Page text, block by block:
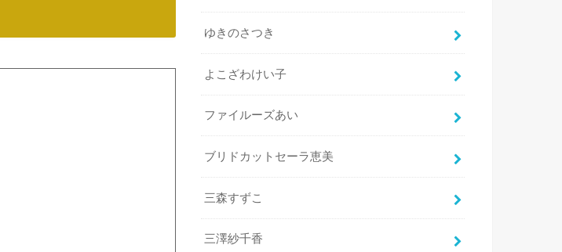
ゆきのさつき
よこざわけい子
ファイルーズあい
ブリドカットセーラ恵美
三森すずこ
三澤紗千香